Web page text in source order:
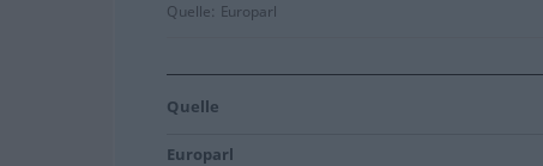
Quelle: Europarl
Quelle
Europarl